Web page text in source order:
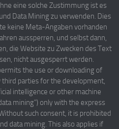
eine solche Zustimmung ist es
Data Mining zu verwenden. Dies
keine Meta-Angaben vorhanden
aussperren, und selbst dann,
die Website zu Zwecken des Text
nicht ausgesperrt werden.
the use or downloading of
parties for the development,
intelligence or other machine
mining”) only with the express
such consent, it is prohibited
data mining. This also applies if